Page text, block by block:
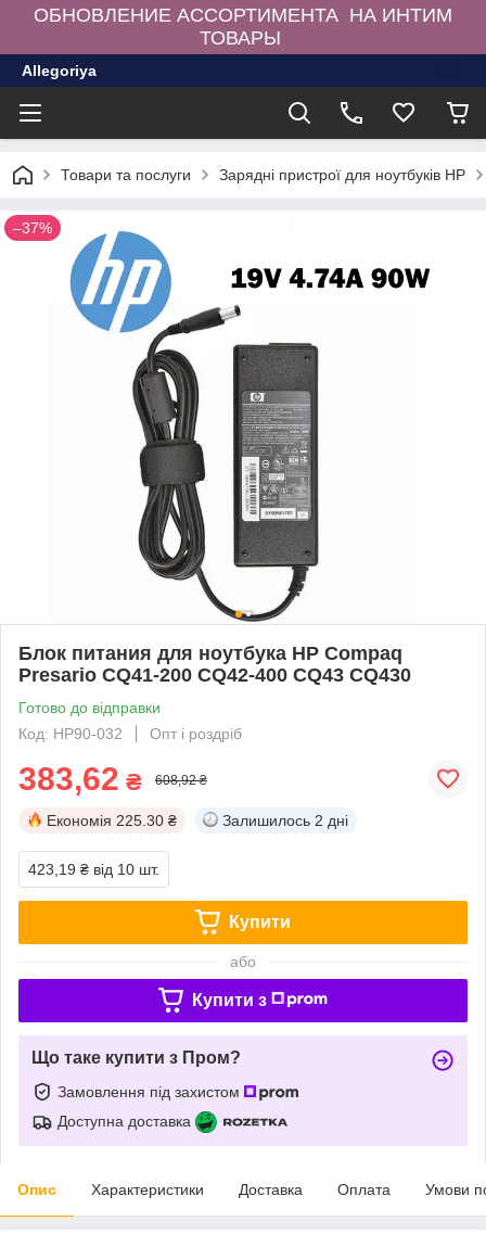
ОБНОВЛЕНИЕ АССОРТИМЕНТА НА ИНТИМ
ТОВАРЫ
Allegoriya
Товари та послуги Зарядні пристрої для ноутбуків HP
–37%
Блок питания для ноутбука HP Compaq
Presario CQ41-200 CQ42-400 CQ43 CQ430
Готово до відправки
Код: НР90-032
Опт і роздріб
383,62 ₴ 608,92 ₴
Економія 225.30 ₴ Залишилось 2 дні
423,19 ₴ від 10 шт.
Купити
або
Купити з
Що таке купити з Пром?
Замовлення під захистом
Доступна доставка
Опис Характеристики Доставка Оплата Умови